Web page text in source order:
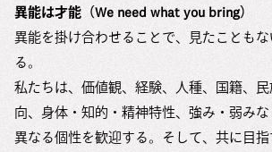
異能は才能（We need what you bring）
異能を掛け合わせることで、見たことも
る。
私たちは、価値観、経験、人種、国籍、
向、身体・知的・精神特性、強み・弱み
異なる個性を歓迎する。そして、共に目